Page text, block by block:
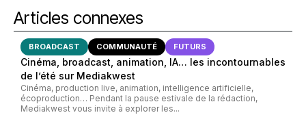
Articles connexes
BROADCAST COMMUNAUTÉ FUTURS
Cinéma, broadcast, animation, IA… les incontournables
de l’été sur Mediakwest
Cinéma, production live, animation, intelligence artificielle,
écoproduction… Pendant la pause estivale de la rédaction,
Mediakwest vous invite à explorer les...